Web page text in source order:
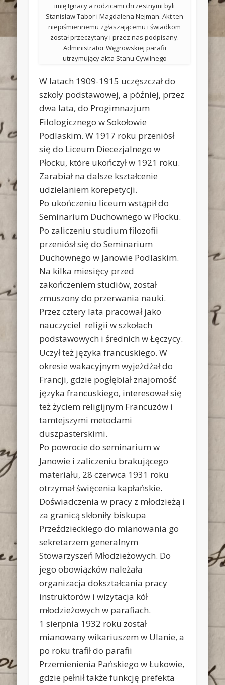
imię Ignacy a rodzicami chrzestnymi byli
Stanisław Tabor i Magdalena Nejman. Akt ten
niepiśmiennemu zgłaszającemu i świadkom
został przeczytany i przez nas podpisany.
Administrator Węgrowskiej parafii
utrzymujący akta Stanu Cywilnego
W latach 1909-1915 uczęszczał do
szkoły podstawowej, a później, przez
dwa lata, do Progimnazjum
Filologicznego w Sokołowie
Podlaskim. W 1917 roku przeniósł
się do Liceum Diecezjalnego w
Płocku, które ukończył w 1921 roku.
Zarabiał na dalsze kształcenie
udzielaniem korepetycji.
Po ukończeniu liceum wstąpił do
Seminarium Duchownego w Płocku.
Po zaliczeniu studium filozofii
przeniósł się do Seminarium
Duchownego w Janowie Podlaskim.
Na kilka miesięcy przed
zakończeniem studiów, został
zmuszony do przerwania nauki.
Przez cztery lata pracował jako
nauczyciel religii w szkołach
podstawowych i średnich w Łęczycy.
Uczył też języka francuskiego. W
okresie wakacyjnym wyjeżdżał do
Francji, gdzie pogłębiał znajomość
języka francuskiego, interesował się
też życiem religijnym Francuzów i
tamtejszymi metodami
duszpasterskimi.
Po powrocie do seminarium w
Janowie i zaliczeniu brakującego
materiału, 28 czerwca 1931 roku
otrzymał święcenia kapłańskie.
Doświadczenia w pracy z młodzieżą i
za granicą skłoniły biskupa
Przeździeckiego do mianowania go
sekretarzem generalnym
Stowarzyszeń Młodzieżowych. Do
jego obowiązków należała
organizacja dokształcania pracy
instruktorów i wizytacja kół
młodzieżowych w parafiach.
1 sierpnia 1932 roku został
mianowany wikariuszem w Ulanie, a
po roku trafił do parafii
Przemienienia Pańskiego w Łukowie,
gdzie pełnił także funkcję prefekta